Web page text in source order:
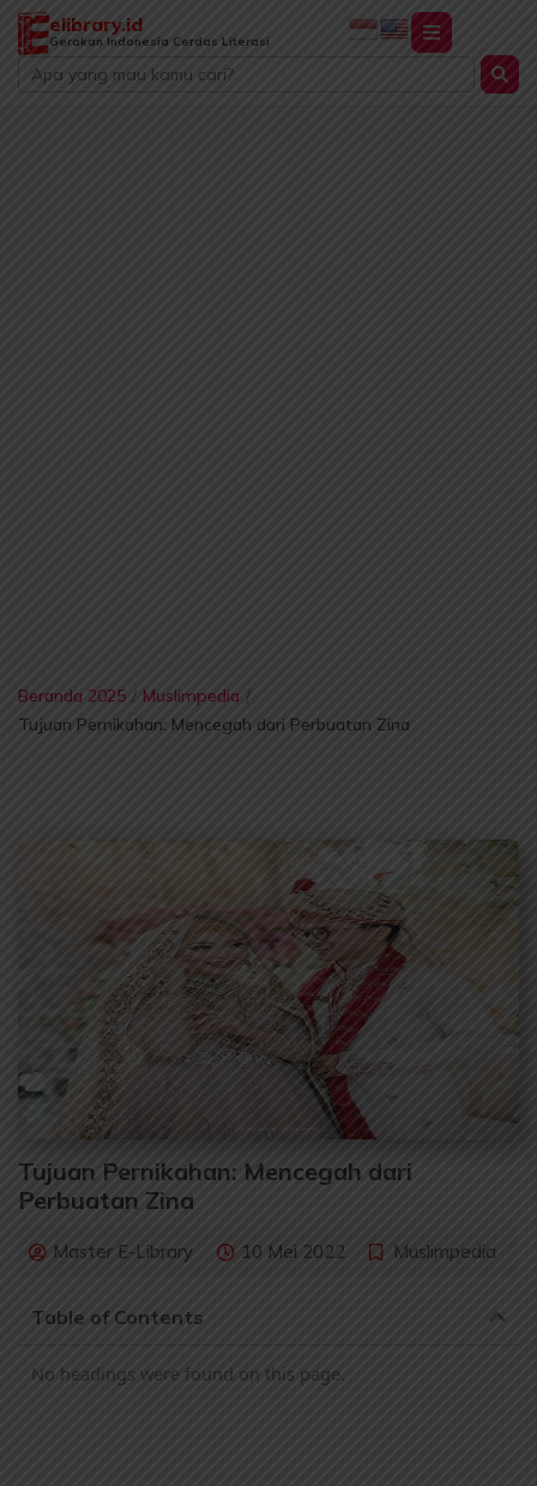
Lewati
konten
elibrary.id
Gerakan Indonesia Cerdas Literasi
Search
...
Beranda 2025 / Muslimpedia /
Tujuan Pernikahan: Mencegah dari Perbuatan Zina
Tujuan Pernikahan: Mencegah dari
Perbuatan Zina
Master E-Library 10 Mei 2022 Muslimpedia
Table of Contents
No headings were found on this page.